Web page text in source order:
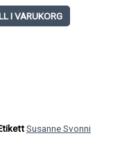
I VARUKORG
Susanne Svonni